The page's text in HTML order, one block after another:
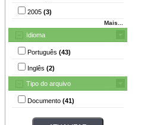
2005 (3)
Mais...
Idioma
Português (43)
Inglês (2)
Tipo do arquivo
Documento (41)